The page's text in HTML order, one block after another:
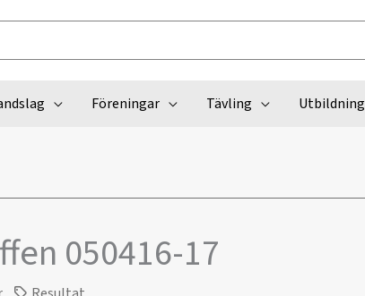
Föreningar Tävling Utbildning
050416-17